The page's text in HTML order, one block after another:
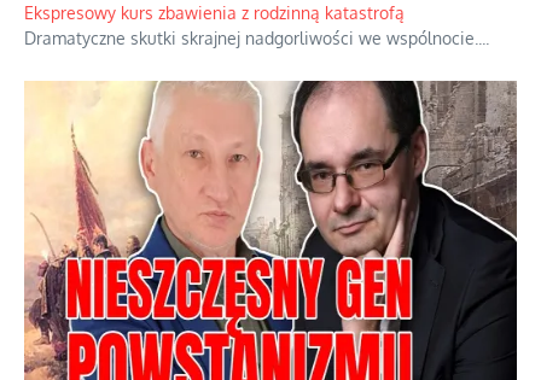
Ekspresowy kurs zbawienia z rodzinną katastrofą
Dramatyczne skutki skrajnej nadgorliwości we wspólnocie.